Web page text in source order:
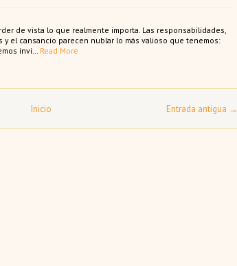
de vista lo que realmente importa. Las responsabilidades,
y el cansancio parecen nublar lo más valioso que tenemos:
invi…
Read More
Entrada antigua →
Inicio